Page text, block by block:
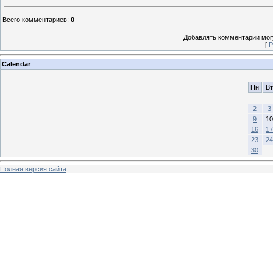
Всего комментариев: 0
Добавлять комментарии
[
Calendar
Пн Вт
2
3
9
10
16
17
23
24
30
Полная версия сайта